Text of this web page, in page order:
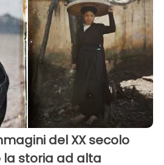
del XX secolo
storia ad alta